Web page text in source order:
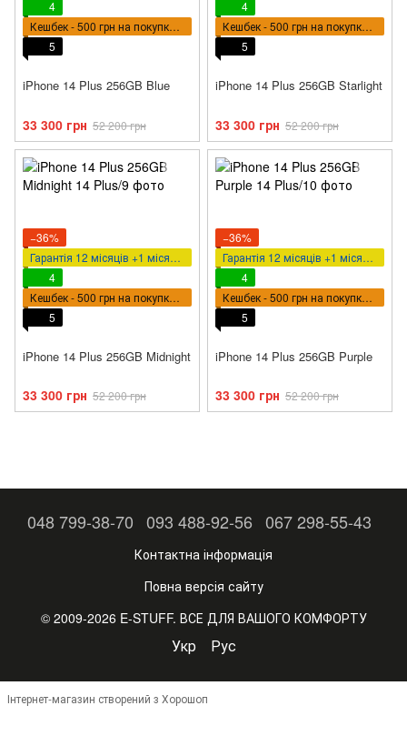
4
Кешбек - 500 грн на покупку ВПТ
5
iPhone 14 Plus 256GB Blue
33 300 грн 52 200 грн
4
Кешбек - 500 грн на покупку ВПТ
5
iPhone 14 Plus 256GB Starlight
33 300 грн 52 200 грн
−36%
Гарантія 12 місяців +1 місяць у подарунок
4
Кешбек - 500 грн на покупку ВПТ
5
iPhone 14 Plus 256GB Midnight
33 300 грн 52 200 грн
−36%
Гарантія 12 місяців +1 місяць у подарунок
4
Кешбек - 500 грн на покупку ВПТ
5
iPhone 14 Plus 256GB Purple
33 300 грн 52 200 грн
048 799-38-70 093 488-92-56 067 298-55-43
Контактна інформація
Повна версія сайту
© 2009-2026 E-STUFF. ВСЕ ДЛЯ ВАШОГО КОМФОРТУ
Укр Рус
Інтернет-магазин створений з Хорошоп